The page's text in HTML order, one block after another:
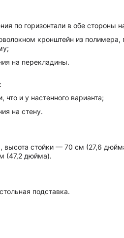
по горизонтали в обе стороны
кронштейн из полимера,
на перекладины.
что и у настенного варианта;
на стену.
стойки — 70 см (27,6
(47,2 дюйма).
подставка.